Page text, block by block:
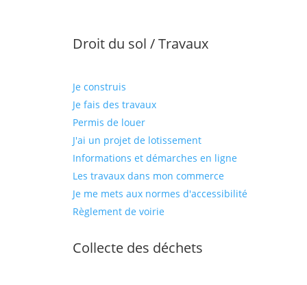
Droit du sol / Travaux
Je construis
Je fais des travaux
Permis de louer
J'ai un projet de lotissement
Informations et démarches en ligne
Les travaux dans mon commerce
Je me mets aux normes d'accessibilité
Règlement de voirie
Collecte des déchets